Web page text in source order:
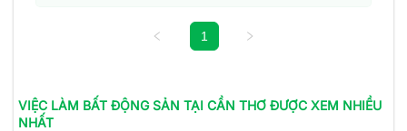
1
VIỆC LÀM BẤT ĐỘNG SẢN TẠI CẦN THƠ ĐƯỢC XEM NHIỀU
NHẤT